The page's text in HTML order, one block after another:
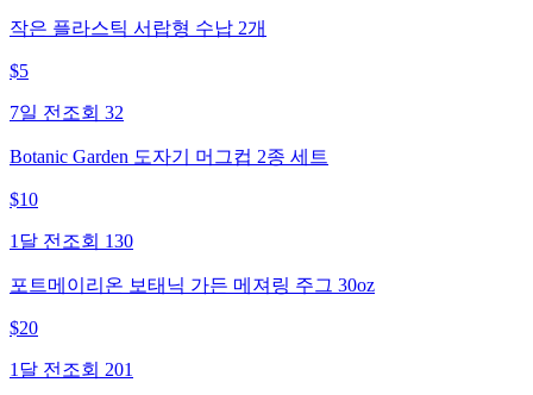
작은 플라스틱 서랍형 수납 2개
$5
7일 전 조회 32
Botanic Garden 도자기 머그컵 2종 세트
$10
1달 전 조회 130
포트메이리온 보태닉 가든 메져링 주그 30oz
$20
1달 전 조회 201